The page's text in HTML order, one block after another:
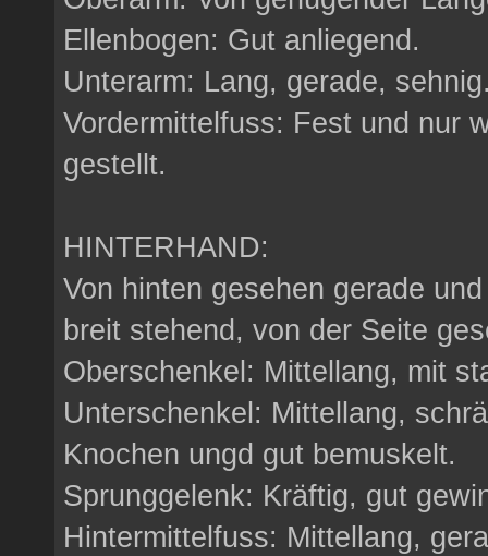
Ellenbogen: Gut anliegend.
Unterarm: Lang, gerade,
Vordermittelfuss: Fest und nur
gestellt.
HINTERHAND:
Von hinten gesehen gerade
breit stehend, von der Seite
Oberschenkel: Mittellang, mit
Unterschenkel: Mittellang,
Knochen ungd gut bemuskelt.
Sprunggelenk: Kräftig, gut
Hintermittelfuss: Mittellang,